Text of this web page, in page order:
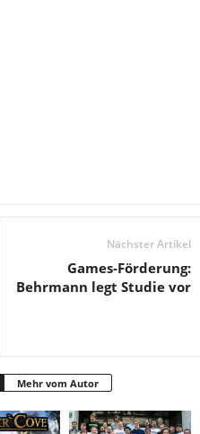
Nächster Artikel
Games-Förderung:
Behrmann legt Studie vor
Mehr vom Autor